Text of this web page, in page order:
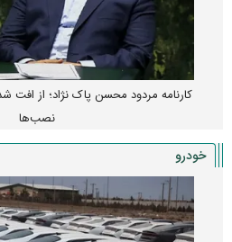
کارنامه مردود محسن پاک‌ نژاد؛ از افت
نصب‌ها
خودرو